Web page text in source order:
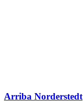
Arriba Norderstedt